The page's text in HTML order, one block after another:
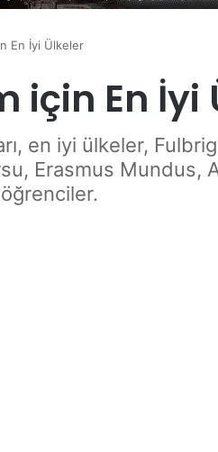
En İyi Ülkeler
için En
en iyi ülkeler,
Erasmus Mundus,